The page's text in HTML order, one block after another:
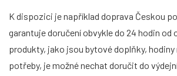
K dispozici je například doprava Českou
garantuje doručení obvykle do 24 hodin od
produkty, jako jsou bytové doplňky, hodiny
potřeby, je možné nechat doručit do